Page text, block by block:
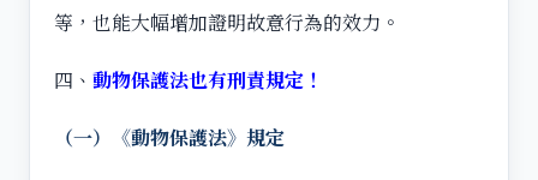
等，也能大幅增加證明故意行為的效力。
四、 動物保護法也有刑責規定！
（一）《動物保護法》規定